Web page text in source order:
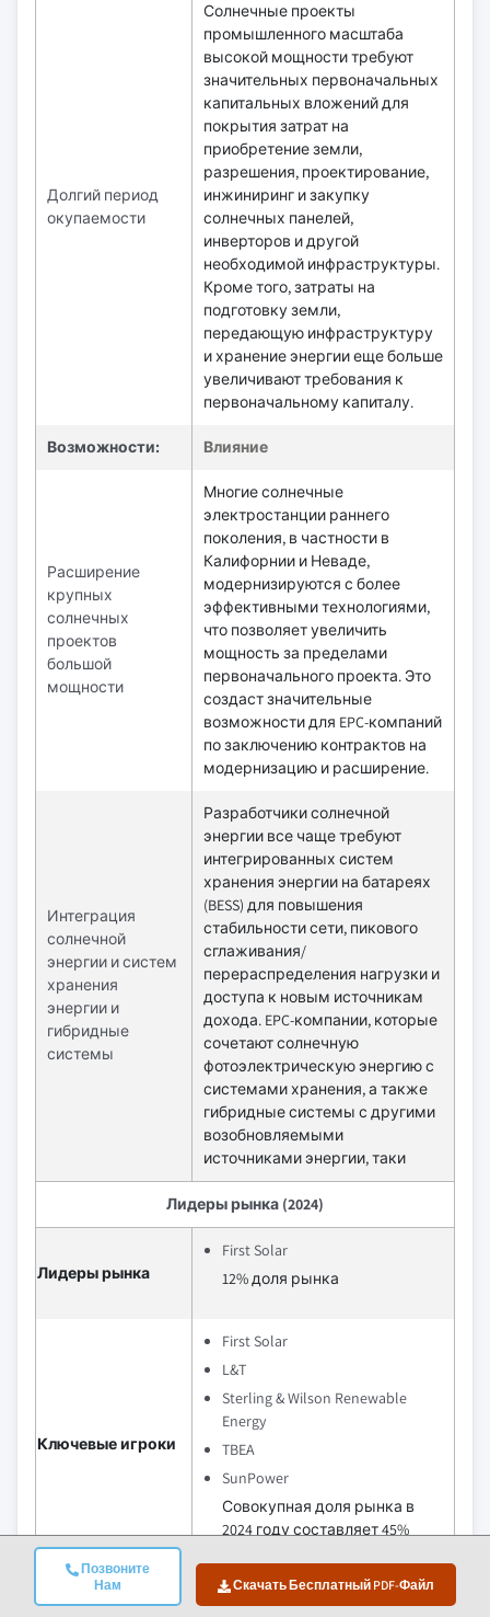
Позвоните
Нам
Скачать Бесплатный PDF-Файл
Долгий период
окупаемости
Солнечные проекты
промышленного масштаба
высокой мощности требуют
значительных первоначальных
капитальных вложений для
покрытия затрат на
приобретение земли,
разрешения, проектирование,
инжиниринг и закупку
солнечных панелей,
инверторов и другой
необходимой инфраструктуры.
Кроме того, затраты на
подготовку земли,
передающую инфраструктуру
и хранение энергии еще больше
увеличивают требования к
первоначальному капиталу.
Возможности: Влияние
Расширение
крупных
солнечных
проектов
большой
мощности
Многие солнечные
электростанции раннего
поколения, в частности в
Калифорнии и Неваде,
модернизируются с более
эффективными технологиями,
что позволяет увеличить
мощность за пределами
первоначального проекта. Это
создаст значительные
возможности для EPC-компаний
по заключению контрактов на
модернизацию и расширение.
Интеграция
солнечной
энергии и систем
хранения
энергии и
гибридные
системы
Разработчики солнечной
энергии все чаще требуют
интегрированных систем
хранения энергии на батареях
(BESS) для повышения
стабильности сети, пикового
сглаживания/
перераспределения нагрузки и
доступа к новым источникам
дохода. EPC-компании, которые
сочетают солнечную
фотоэлектрическую энергию с
системами хранения, а также
гибридные системы с другими
возобновляемыми
источниками энергии, таки
Лидеры рынка (2024)
Лидеры рынка
First Solar
12% доля рынка
Ключевые игроки
First Solar
L&T
Sterling & Wilson Renewable
Energy
TBEA
SunPower
Совокупная доля рынка в
2024 году составляет 45%
Risen Energy предлагает